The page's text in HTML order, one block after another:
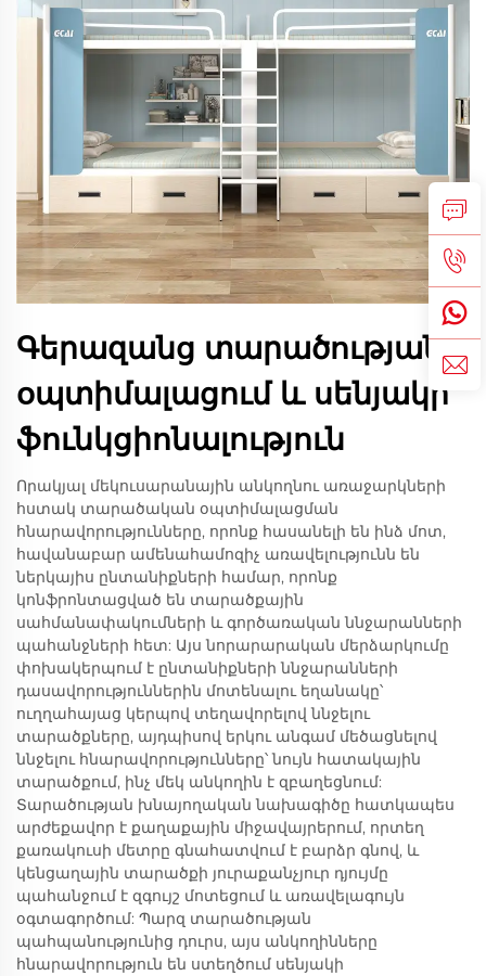
Գերազանց տարածության
օպտիմալացում և սենյակի
ֆունկցիոնալություն
Որակյալ մեկուսարանային անկողնու առաջարկների
հստակ տարածական օպտիմալացման
հնարավորությունները, որոնք հասանելի են ինձ մոտ,
հավանաբար ամենահամոզիչ առավելությունն են
ներկայիս ընտանիքների համար, որոնք
կոնֆրոնտացված են տարածքային
սահմանափակումների և գործառական ննջարանների
պահանջների հետ: Այս նորարարական մերձարկումը
փոխակերպում է ընտանիքների ննջարանների
դասավորություններին մոտենալու եղանակը՝
ուղղահայաց կերպով տեղավորելով ննջելու
տարածքները, այդպիսով երկու անգամ մեծացնելով
ննջելու հնարավորությունները՝ նույն հատակային
տարածքում, ինչ մեկ անկողին է զբաղեցնում:
Տարածության խնայողական նախագիծը հատկապես
արժեքավոր է քաղաքային միջավայրերում, որտեղ
քառակուսի մետրը գնահատվում է բարձր գնով, և
կենցաղային տարածքի յուրաքանչյուր դյույմը
պահանջում է զգույշ մոտեցում և առավելագույն
օգտագործում: Պարզ տարածության
պահպանությունից դուրս, այս անկողինները
հնարավորություն են ստեղծում սենյակի